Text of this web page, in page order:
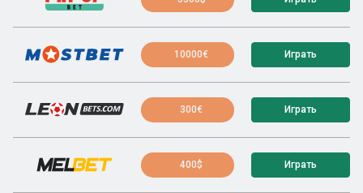
10000€ Играть
300€ Играть
400$ Играть